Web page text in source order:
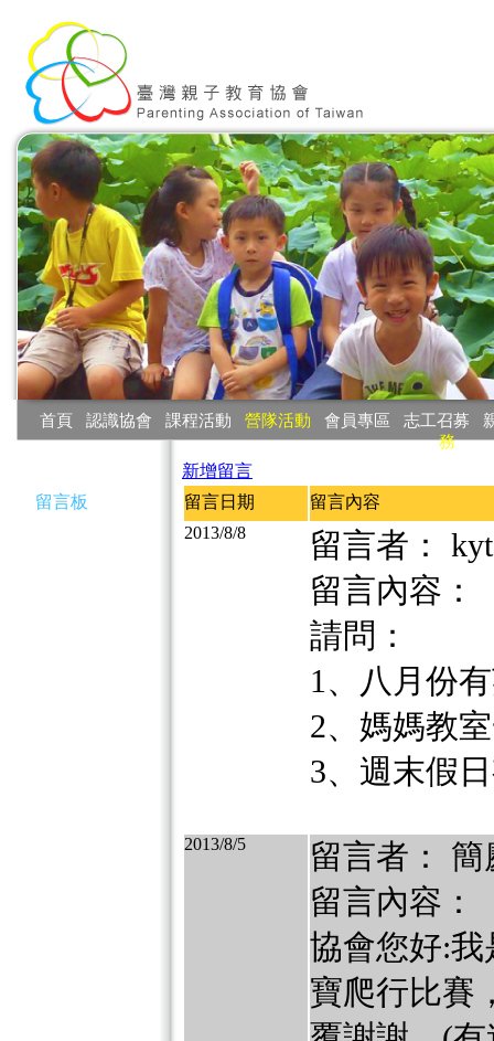
首頁 認識協會 課程活動 營隊活動 會員專區 志工召募
務
留言板
新增留言
留言日期
留言內容
2013/8/8
留言者： kyt
留言內容：
請問：
1、八月份
2、媽媽教
3、週末假
2013/8/5
留言者： 簡
留言內容：
協會您好:我
寶爬行比賽